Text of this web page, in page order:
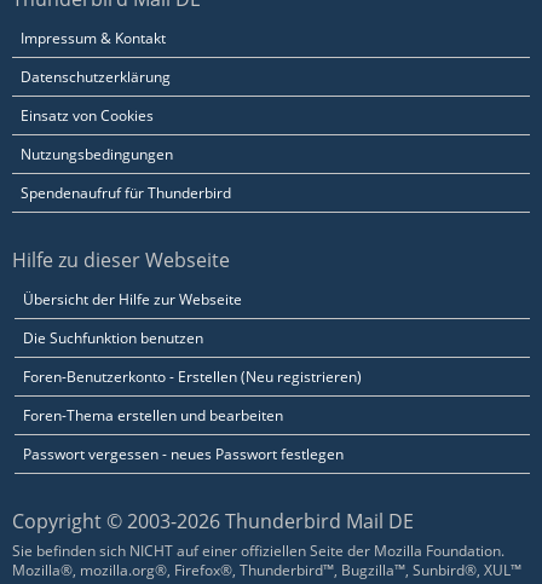
Impressum & Kontakt
Datenschutzerklärung
Einsatz von Cookies
Nutzungsbedingungen
Spendenaufruf für Thunderbird
Hilfe zu dieser Webseite
Übersicht der Hilfe zur Webseite
Die Suchfunktion benutzen
Foren-Benutzerkonto - Erstellen (Neu registrieren)
Foren-Thema erstellen und bearbeiten
Passwort vergessen - neues Passwort festlegen
Copyright © 2003-2026 Thunderbird Mail DE
Sie befinden sich NICHT auf einer offiziellen Seite der Mozilla Foundation.
Mozilla®, mozilla.org®, Firefox®, Thunderbird™, Bugzilla™, Sunbird®, XUL™